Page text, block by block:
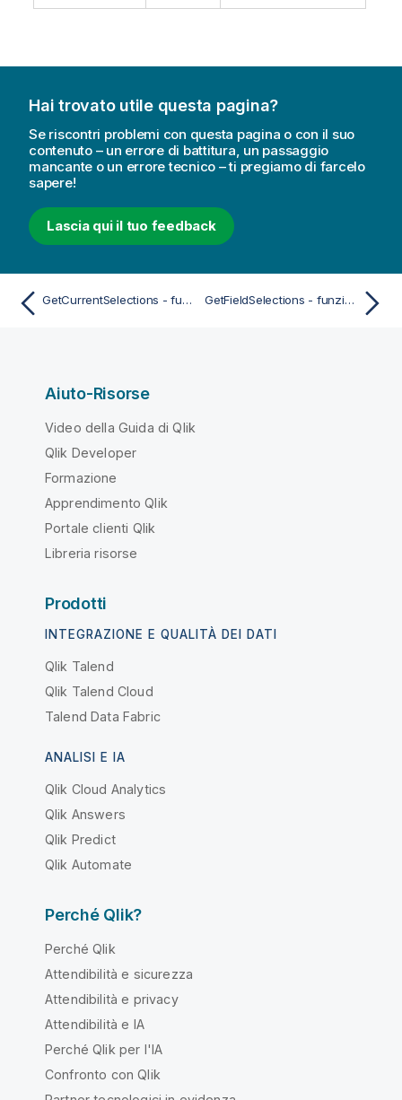
Hai trovato utile questa pagina?
Se riscontri problemi con questa pagina o con il suo
contenuto – un errore di battitura, un passaggio
mancante o un errore tecnico – ti pregiamo di farcelo
sapere!
Lascia qui il tuo feedback
GetCurrentSelections - funzione per grafici GetFieldSelections - funzione per grafici
Aiuto-Risorse
Video della Guida di Qlik
Qlik Developer
Formazione
Apprendimento Qlik
Portale clienti Qlik
Libreria risorse
Prodotti
INTEGRAZIONE E QUALITÀ DEI DATI
Qlik Talend
Qlik Talend Cloud
Talend Data Fabric
ANALISI E IA
Qlik Cloud Analytics
Qlik Answers
Qlik Predict
Qlik Automate
Perché Qlik?
Perché Qlik
Attendibilità e sicurezza
Attendibilità e privacy
Attendibilità e IA
Perché Qlik per l'IA
Confronto con Qlik